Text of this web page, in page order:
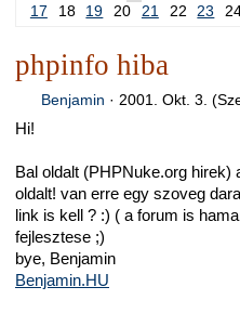
17
18 19 20 21 22 23
phpinfo hiba
Benjamin · 2001. Okt. 3.
Hi!
Bal oldalt (PHPNuke.org
oldalt! van erre egy szoveg
link is kell ? :) ( a forum is
fejlesztese ;)
bye, Benjamin
Benjamin.HU